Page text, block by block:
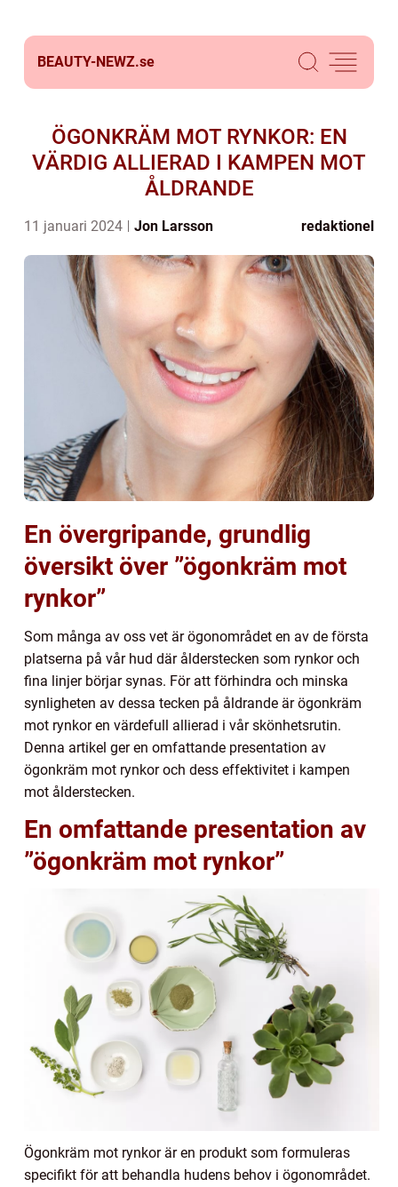
BEAUTY-NEWZ.se
ÖGONKRÄM MOT RYNKOR: EN
VÄRDIG ALLIERAD I KAMPEN MOT
ÅLDRANDE
11 januari 2024 Jon Larsson redaktionel
En övergripande, grundlig
översikt över ”ögonkräm mot
rynkor”
Som många av oss vet är ögonområdet en av de första
platserna på vår hud där ålderstecken som rynkor och
fina linjer börjar synas. För att förhindra och minska
synligheten av dessa tecken på åldrande är ögonkräm
mot rynkor en värdefull allierad i vår skönhetsrutin.
Denna artikel ger en omfattande presentation av
ögonkräm mot rynkor och dess effektivitet i kampen
mot ålderstecken.
En omfattande presentation av
”ögonkräm mot rynkor”
Ögonkräm mot rynkor är en produkt som formuleras
specifikt för att behandla hudens behov i ögonområdet.